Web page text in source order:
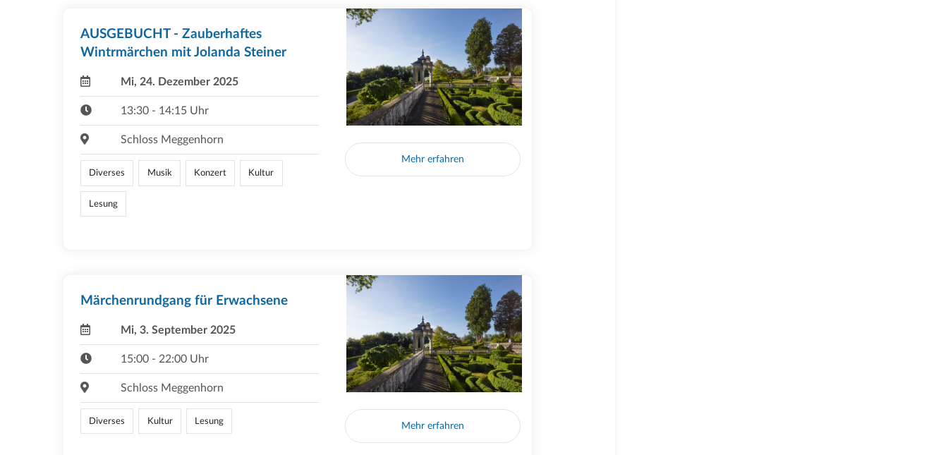
AUSGEBUCHT - Zauberhaftes
Wintrmärchen mit Jolanda Steiner
Mi, 24. Dezember 2025
13:30 - 14:15 Uhr
Schloss Meggenhorn
Diverses Musik Konzert Kultur
Lesung
Mehr erfahren
Märchenrundgang für Erwachsene
Mi, 3. September 2025
15:00 - 22:00 Uhr
Schloss Meggenhorn
Diverses Kultur Lesung Mehr erfahren